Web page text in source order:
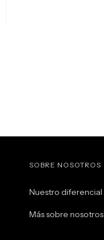
SOBRE NOSOTROS
Nuestro diferencial
Más sobre nosotros